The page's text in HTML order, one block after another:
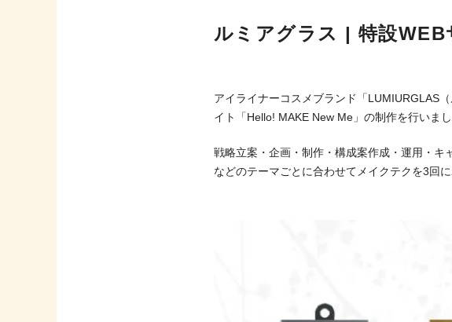
ルミアグラス | 特設
アイライナーコスメブランド「LUMIURGLAS
イト「Hello! MAKE New Me」の制作を行いまし
戦略立案・企画・制作・構成案作成・運用・キ
などのテーマごとに合わせてメイクテクを3回